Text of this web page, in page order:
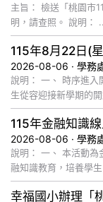
主旨： 檢送「桃園市115學年度學生舞蹈比賽實施要點」1份，詳如說
2026-08-06 · 學務
說明： 一、 時序進入開學季，學子即將邁入嶄新的學習階段，為陪伴新
生從容迎接新學期的
子的... 觀看完整文章
115年金融知識
2026-08-06 · 學務
說明： 一、 本活動為金融監督管理委員會委託本院辦理，目的為落實金
融知識教育，培養學
... 觀看完整文章